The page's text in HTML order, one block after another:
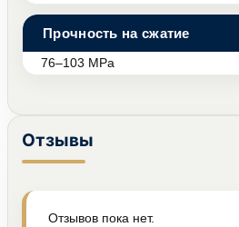
Прочность на сжатие
76–103 MPa
Отзывы
Отзывов пока нет.